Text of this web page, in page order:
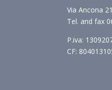
Via Ancona
Tel. and fax
P.iva:
CF: